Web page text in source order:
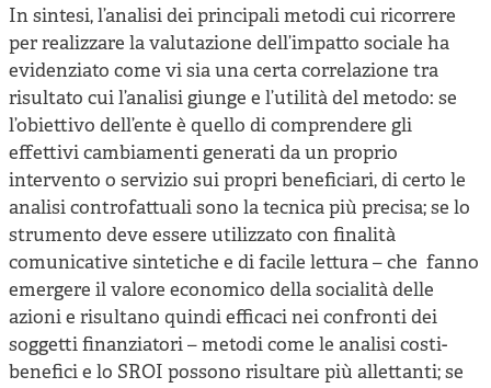
In sintesi, l’analisi dei principali metodi cui ricorrere
per realizzare la valutazione dell’impatto sociale ha
evidenziato come vi sia una certa correlazione tra
risultato cui l’analisi giunge e l’utilità del metodo: se
l’obiettivo dell’ente è quello di comprendere gli
effettivi cambiamenti generati da un proprio
intervento o servizio sui propri beneficiari, di certo le
analisi controfattuali sono la tecnica più precisa; se lo
strumento deve essere utilizzato con finalità
comunicative sintetiche e di facile lettura – che fanno
emergere il valore economico della socialità delle
azioni e risultano quindi efficaci nei confronti dei
soggetti finanziatori – metodi come le analisi costi-
benefici e lo SROI possono risultare più allettanti; se